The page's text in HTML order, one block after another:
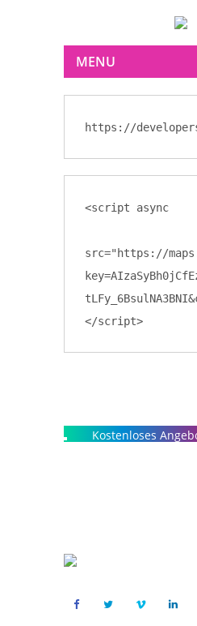
MENU
https://
<script async
src="https://
</script>
Kostenloses